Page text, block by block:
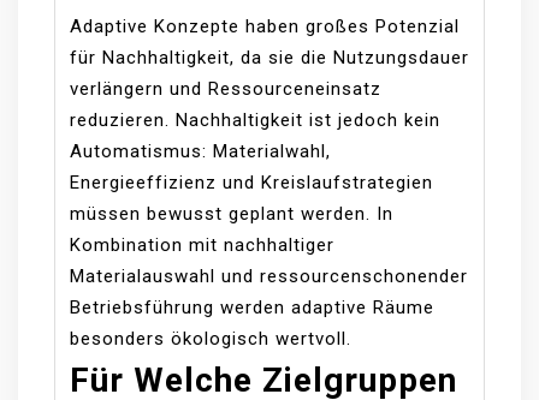
Adaptive Konzepte haben großes Potenzial
für Nachhaltigkeit, da sie die Nutzungsdauer
verlängern und Ressourceneinsatz
reduzieren. Nachhaltigkeit ist jedoch kein
Automatismus: Materialwahl,
Energieeffizienz und Kreislaufstrategien
müssen bewusst geplant werden. In
Kombination mit nachhaltiger
Materialauswahl und ressourcenschonender
Betriebsführung werden adaptive Räume
besonders ökologisch wertvoll.
Für Welche Zielgruppen